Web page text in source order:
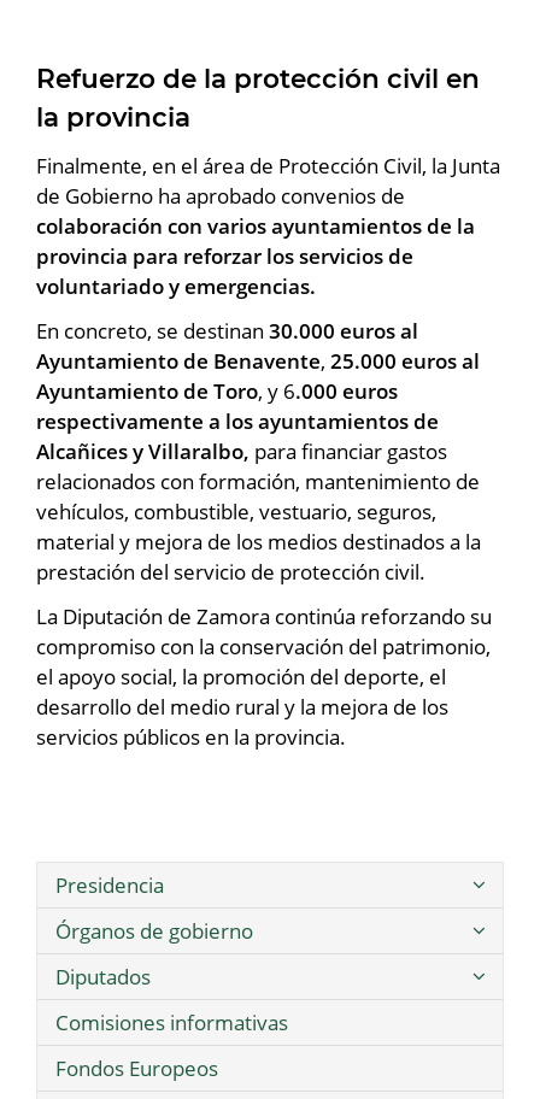
Refuerzo de la protección civil en
la provincia
Finalmente, en el área de Protección Civil, la Junta
de Gobierno ha aprobado convenios de
colaboración con varios ayuntamientos de la
provincia para reforzar los servicios de
voluntariado y emergencias.
En concreto, se destinan 30.000 euros al
Ayuntamiento de Benavente, 25.000 euros al
Ayuntamiento de Toro, y 6.000 euros
respectivamente a los ayuntamientos de
Alcañices y Villaralbo, para financiar gastos
relacionados con formación, mantenimiento de
vehículos, combustible, vestuario, seguros,
material y mejora de los medios destinados a la
prestación del servicio de protección civil.
La Diputación de Zamora continúa reforzando su
compromiso con la conservación del patrimonio,
el apoyo social, la promoción del deporte, el
desarrollo del medio rural y la mejora de los
servicios públicos en la provincia.
Presidencia
Órganos de gobierno
Diputados
Comisiones informativas
Fondos Europeos